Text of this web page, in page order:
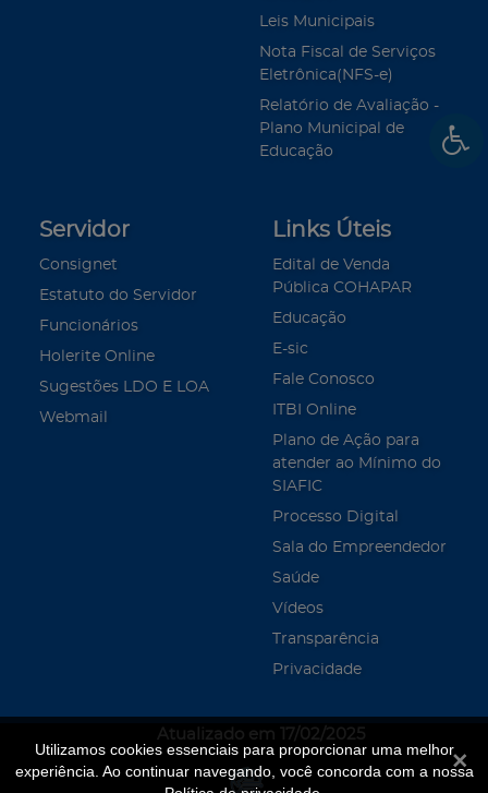
Utilizamos cookies essenciais para proporcionar uma melhor
experiência. Ao continuar navegando, você concorda com a nossa
Leis Municipais
Nota Fiscal de Serviços
Eletrônica(NFS-e)
Relatório de Avaliação -
Plano Municipal de
Educação
Servidor
Consignet
Estatuto do Servidor
Funcionários
Holerite Online
Sugestões LDO E LOA
Webmail
Links Úteis
Edital de Venda
Pública COHAPAR
Educação
E-sic
Fale Conosco
ITBI Online
Plano de Ação para
atender ao Mínimo do
SIAFIC
Processo Digital
Sala do Empreendedor
Saúde
Vídeos
Transparência
Privacidade
Atualizado em 17/02/2025